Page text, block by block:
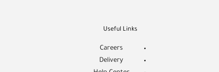
Useful Links
Careers
Delivery